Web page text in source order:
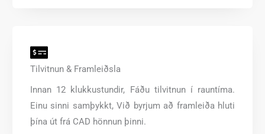
Tilvitnun & Framleiðsla
Innan 12 klukkustundir, Fáðu tilvitnun í rauntíma.
Einu sinni samþykkt, Við byrjum að framleiða hluti
þína út frá CAD hönnun þinni.